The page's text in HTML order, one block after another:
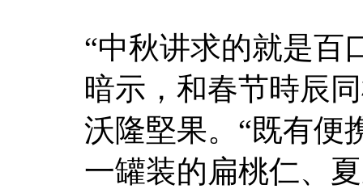
“中秋讲求的就是百
暗示，和春节時辰
沃隆堅果。“既有便
一罐装的扁桃仁、